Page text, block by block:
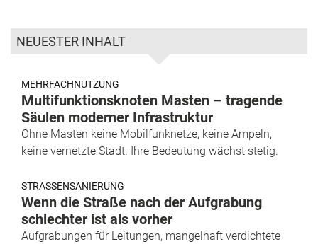
NEUESTER INHALT
MEHRFACHNUTZUNG
Multifunktionsknoten Masten – tragende
Säulen moderner Infrastruktur
Ohne Masten keine Mobilfunknetze, keine Ampeln,
keine vernetzte Stadt. Ihre Bedeutung wächst stetig.
STRASSENSANIERUNG
Wenn die Straße nach der Aufgrabung
schlechter ist als vorher
Aufgrabungen für Leitungen, mangelhaft verdichtete